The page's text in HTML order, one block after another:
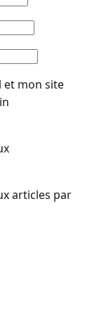
et mon site
articles par